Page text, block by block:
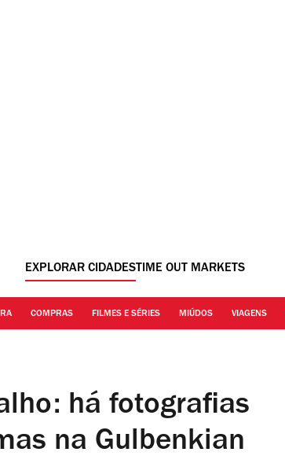
EXPLORAR CIDADESTIME OUT MARKETS
COMPRAS FILMES E SÉRIES MIÚDOS VIAGENS
há fotografias
na Gulbenkian